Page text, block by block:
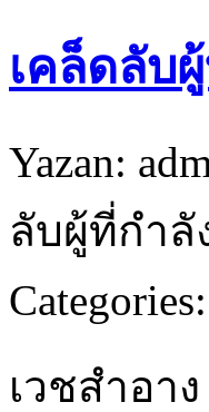
เคล็ดลับ
Yazan:
ลับผู้ที่กำ
Categories:
เวชสำอา